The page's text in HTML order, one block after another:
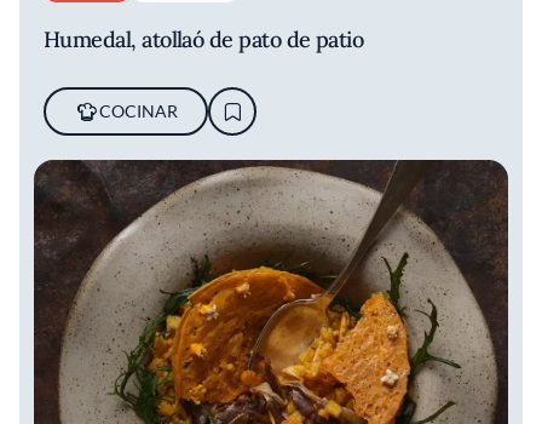
Humedal, atollaó de pato de patio
COCINAR